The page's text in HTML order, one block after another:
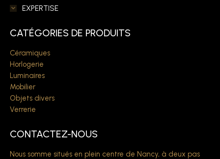
EXPERTISE
CATÉGORIES DE PRODUITS
Céramiques
Horlogerie
Luminaires
Mobilier
Objets divers
Verrerie
CONTACTEZ-NOUS
Nous somme situés en plein centre de Nancy, à deux pas